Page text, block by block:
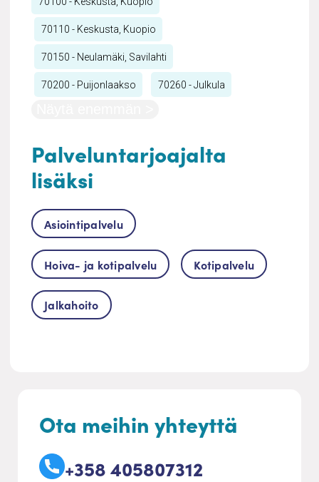
70110 - Keskusta, Kuopio
70150 - Neulamäki, Savilahti
70200 - Puijonlaakso 70260 - Julkula
Palveluntarjoajalta
lisäksi
Asiointipalvelu
Hoiva- ja kotipalvelu Kotipalvelu
Jalkahoito
Ota meihin yhteyttä
+358 405807312